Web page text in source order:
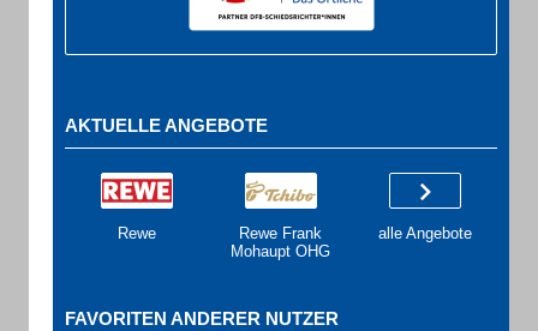
AKTUELLE ANGEBOTE
Rewe
Rewe Frank
Mohaupt OHG
alle Angebote
FAVORITEN ANDERER NUTZER